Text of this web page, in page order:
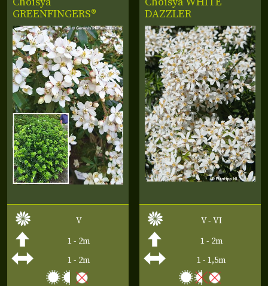
GREENFINGERS®
V
1 - 2m
1 - 2m
DAZZLER
V - VI
1 - 2m
1 - 1,5m